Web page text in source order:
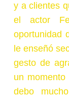
y a clientes
el actor
oportunidad
le enseñó
gesto de
un
debo